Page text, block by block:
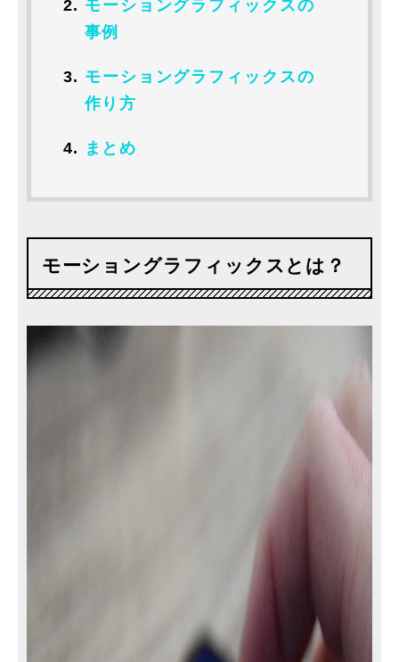
モーショングラフィックスの
事例
モーショングラフィックスの
作り方
まとめ
モーショングラフィックスとは？